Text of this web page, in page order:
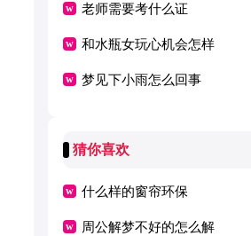
老师需要考什么证
和水瓶女玩心机会怎样
梦见下小雨怎么回事
猜你喜欢
什么样的窗帘环保
周公解梦不好的怎么解